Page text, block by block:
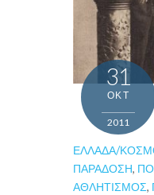
31
ΟΚΤ
2011
ΕΛΛΆΔΑ/
ΠΑΡΆΔΟΣΗ,
ΑΘΛΗΤΙΣΜΌΣ,